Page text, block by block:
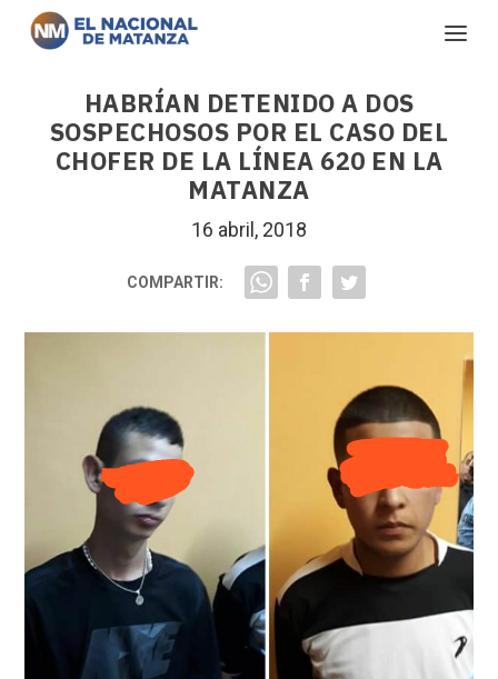
HABRÍAN DETENIDO A DOS
SOSPECHOSOS POR EL CASO DEL
CHOFER DE LA LÍNEA 620 EN LA
MATANZA
16 abril, 2018
COMPARTIR: